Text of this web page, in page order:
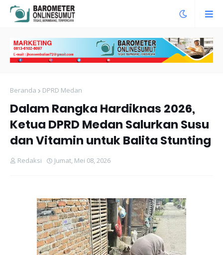
Beranda DPRD Medan
Dalam Rangka Hardiknas 2026,
Ketua DPRD Medan Salurkan Susu
dan Vitamin untuk Balita Stunting
Redaksi Jumat, Mei 08, 2026